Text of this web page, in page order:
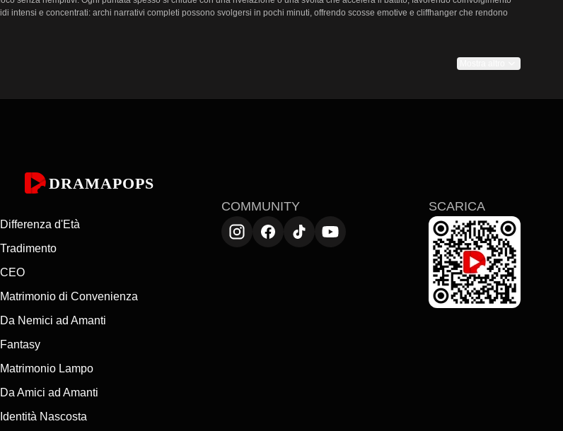
intensi e concentrati: archi narrativi completi possono svolgersi in pochi minuti, offrendo scosse emotive e cliffhanger che rendono
drama thriller e le serie thriller migliori su DramaPops, con titoli che mostrano ritmi ad alta tensione e risoluzioni soddisfacenti
DRAMAPOPS
Differenza d'Età
Tradimento
CEO
Matrimonio di Convenienza
Da Nemici ad Amanti
Fantasy
Matrimonio Lampo
Da Amici ad Amanti
Identità Nascosta
COMMUNITY SCARICA